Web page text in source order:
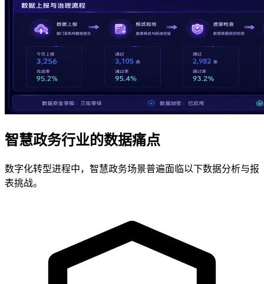
智慧政务行业的数据痛点
数字化转型进程中，智慧政务场景普遍面临以下数据分析与报
表挑战。